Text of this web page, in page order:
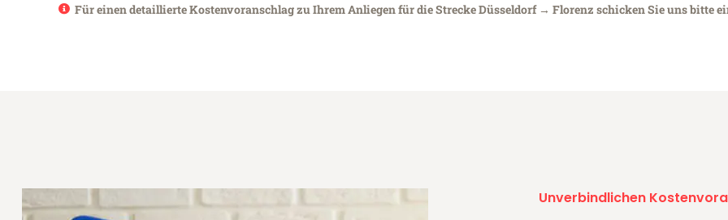
Für einen detaillierte Kostenvoranschlag zu Ihrem Anliegen für die Strecke Düsseldorf → Florenz schicken Sie uns bitte
Unverbindlichen